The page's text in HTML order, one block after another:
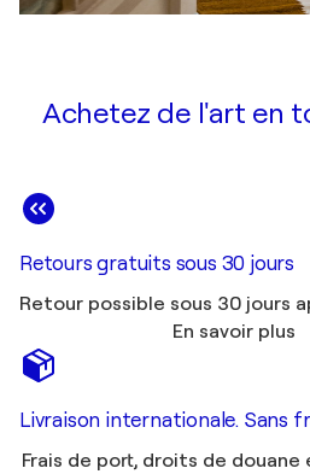
Achetez de l'art en
Retours gratuits sous 30 jours
Retour possible sous 30 jours
En savoir plus
Livraison internationale. Sans
Frais de port, droits de